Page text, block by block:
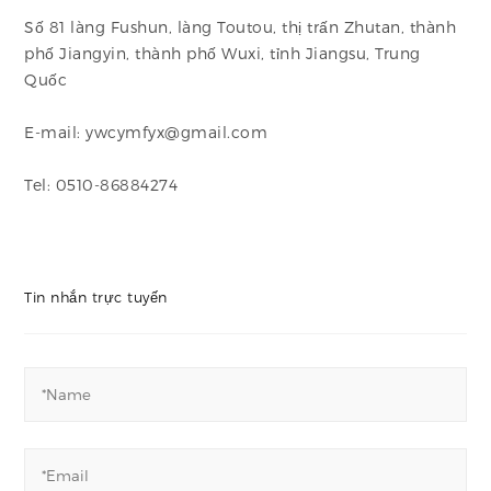
Số 81 làng Fushun, làng Toutou, thị trấn Zhutan, thành
phố Jiangyin, thành phố Wuxi, tỉnh Jiangsu, Trung
Quốc
E-mail: ywcymfyx@gmail.com
Tel: 0510-86884274
Tin nhắn trực tuyến